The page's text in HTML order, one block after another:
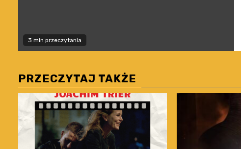
3 min przeczytania
PRZECZYTAJ TAKŻE